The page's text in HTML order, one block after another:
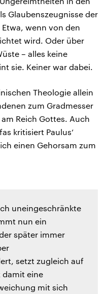
Glaubenszeugnisse der
wenn von den
wird. Oder über
– alles keine
sie. Keiner war dabei.
Theologie allein
zum Gradmesser
Reich Gottes. Auch
kritisiert Paulus‘
einen Gehorsam zum
uneingeschränkte
nun ein
später immer
setzt zugleich auf
damit eine
mit sich